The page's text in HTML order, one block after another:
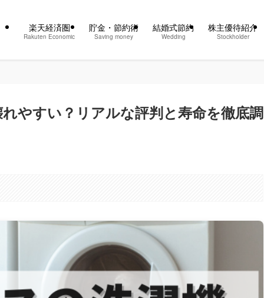
楽天経済圏
Rakuten Economic
貯金・節約術
Saving money
結婚式節約
Wedding
株主優待紹介
Stockholder
れやすい？リアルな評判と寿命を徹底調